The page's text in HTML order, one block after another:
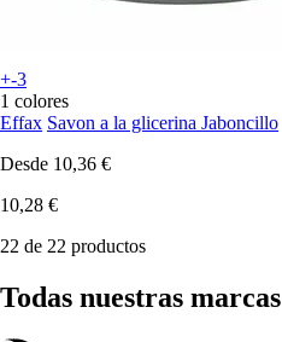
+-3
1 colores
Effax Savon a la glicerina Jaboncillo
Desde 10,36 €
10,28 €
22 de 22 productos
Todas nuestras marcas